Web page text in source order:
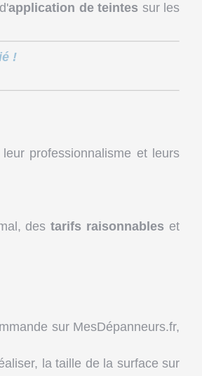
application de teintes sur les
!
professionnalisme et leurs
destarifs raisonnables et
sur MesDépanneurs.fr,
la taille de la surface sur